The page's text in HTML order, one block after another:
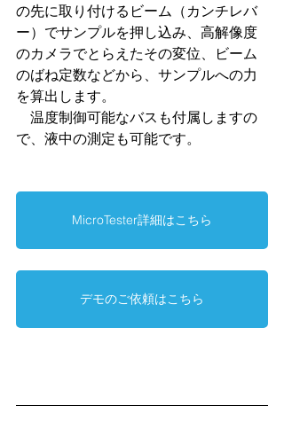
の先に取り付けるビーム（カンチレバ
ー）でサンプルを押し込み、高解像度
のカメラでとらえたその変位、ビーム
のばね定数などから、サンプルへの力
を算出します。
温度制御可能なバスも付属しますの
で、液中の測定も可能です。
MicroTester詳細はこちら
デモのご依頼はこちら